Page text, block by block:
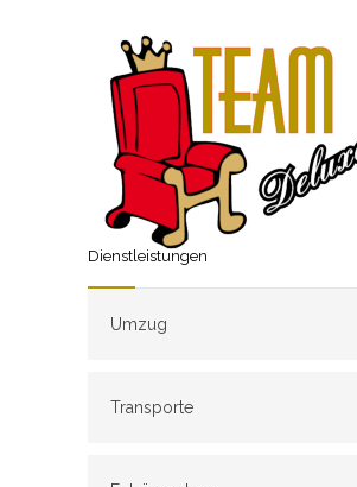
Dienstleistungen
Umzug
Transporte